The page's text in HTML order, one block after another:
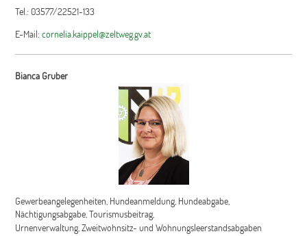
Tel.: 03577/22521-133
E-Mail:cornelia.kaippel@zeltweg.gv.at
Bianca Gruber
Gewerbeangelegenheiten, Hundeanmeldung, Hundeabgabe,
Nächtigungsabgabe, Tourismusbeitrag,
Urnenverwaltung, Zweitwohnsitz- und Wohnungsleerstandsabgaben